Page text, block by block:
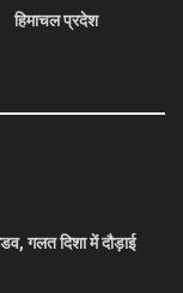
हिमाचल प्रदेश
गलत दिशा में दौड़ाई